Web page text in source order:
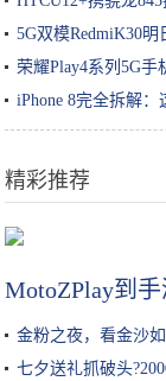
5G双模RedmiK30明
荣耀Play4系列5G手
iPhone 8完全拆解：
精彩推荐
MotoZPlay到
金粉之夜，看金沙
七夕送礼抓破头